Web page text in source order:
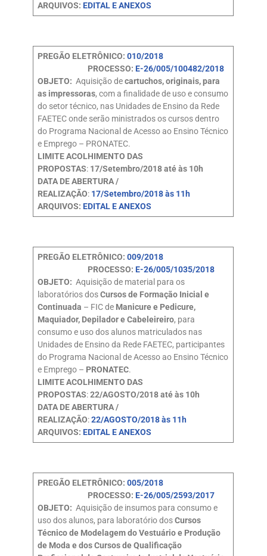
ARQUIVOS: EDITAL E ANEXOS
PREGÃO ELETRÔNICO: 010/2018
PROCESSO: E-26/005/100482/2018
OBJETO: Aquisição decartuchos, originais, para
as impressoras, com a finalidade de uso e consumo
do setor técnico, nas Unidades de Ensino da Rede
FAETEC onde serão ministrados os cursos dentro
do Programa Nacional de Acesso ao Ensino Técnico
e Emprego – PRONATEC.
LIMITE ACOLHIMENTO DAS
PROPOSTAS: 17/Setembro/2018 até às 10h
DATA DE ABERTURA /
REALIZAÇÃO: 17/Setembro/2018 às 11h
ARQUIVOS: EDITAL E ANEXOS
PREGÃO ELETRÔNICO: 009/2018
PROCESSO: E-26/005/1035/2018
OBJETO: Aquisição de material para os
laboratórios dosCursos de Formação Inicial e
Continuada – FIC de Manicure e Pedicure,
Maquiador, Depilador e Cabeleireiro, para
consumo e uso dos alunos matriculados nas
Unidades de Ensino da Rede FAETEC, participantes
do Programa Nacional de Acesso ao Ensino Técnico
e Emprego – PRONATEC.
LIMITE ACOLHIMENTO DAS
PROPOSTAS:22/AGOSTO/2018 até às 10h
DATA DE ABERTURA /
REALIZAÇÃO:22/AGOSTO/2018 às 11h
ARQUIVOS: EDITAL E ANEXOS
PREGÃO ELETRÔNICO: 005/2018
PROCESSO: E-26/005/2593/2017
OBJETO: Aquisição de insumos para consumo e
uso dos alunos, para laboratório dosCursos
Técnico de Modelagem do Vestuário e Produção
de Moda e dos Cursos de Qualificação